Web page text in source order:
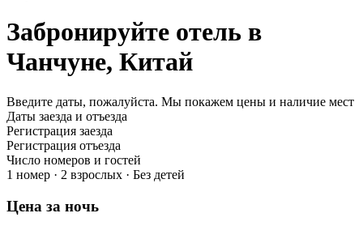
Забронируйте отель в
Чанчуне, Китай
Введите даты, пожалуйста. Мы покажем цены и наличие мест
Даты заезда и отъезда
Регистрация заезда
Регистрация отъезда
Число номеров и гостей
1 номер · 2 взрослых · Без детей
Цена за ночь